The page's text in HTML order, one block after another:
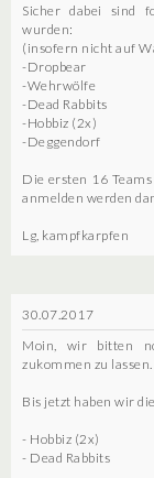
Sicher dabei sind
wurden:
(insofern nicht auf
-Dropbear
-Wehrwölfe
-Dead Rabbits
-Hobbiz (2x)
-Deggendorf
Die ersten 16
anmelden werden
Lg, kampfkarpfen
30.07.2017
Moin, wir bitten
zukommen zu lassen.
Bis jetzt haben wir
- Hobbiz (2x)
- Dead Rabbits